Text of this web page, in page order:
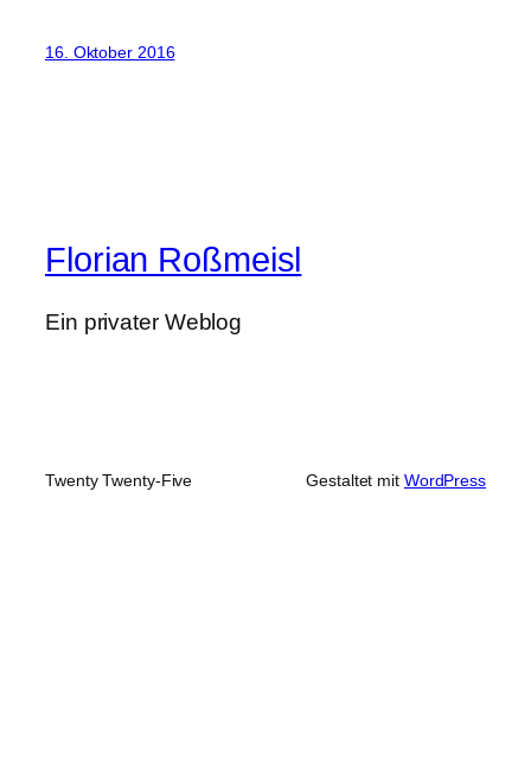
16. Oktober 2016
Florian Roßmeisl
Ein privater Weblog
Twenty Twenty-Five Gestaltet mit WordPress